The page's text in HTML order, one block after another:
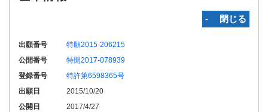
‐ 閉じる
出願番号
特願2015-206215
公開番号
特開2017-078939
登録番号
特許第6598365号
出願日
2015/10/20
公開日
2017/4/27